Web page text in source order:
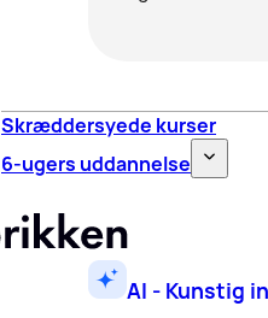
Skræddersyede kurser
6-ugers uddannelse
AI - Kunstig